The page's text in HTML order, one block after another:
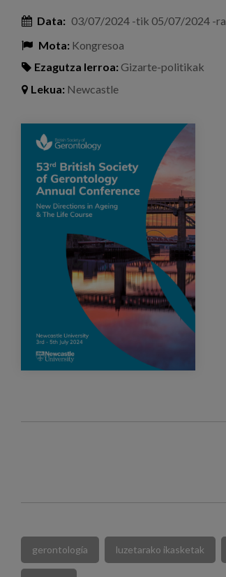
Data: 03/07/2024 -tik 05/07/2024 -ra
Mota: Kongresoa
Ezagutza lerroa:Gizarte-politikak
Lekua: Newcastle
bsg2024_newcastle.png
gerontología luzetarako ikasketak